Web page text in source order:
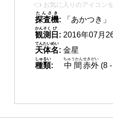
👈 お気に入りのアイコン
探査機
たんさき
:
「あかつき」
観測
かんそく
日
び
: 2016年07月
天体名
てんたいめい
: 金星
種類
しゅるい
: 中間
ちゅうかん
赤外
せきがい
(8